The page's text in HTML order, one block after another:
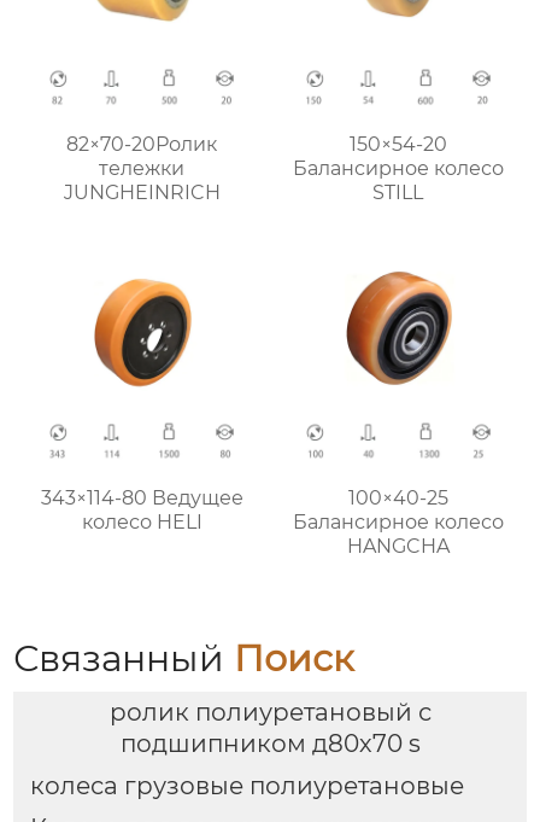
82×70-20Ролик
тележки
JUNGHEINRICH
150×54-20
Балансирное колесо
STILL
343×114-80 Ведущее
колесо HELI
100×40-25
Балансирное колесо
HANGCHA
Связанный Поиск
ролик полиуретановый с
подшипником д80х70 s
колеса грузовые полиуретановые